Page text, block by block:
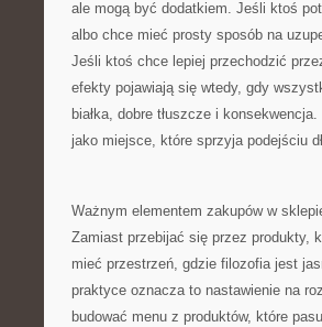
ale mogą być dodatkiem. Jeśli ktoś
albo chce mieć prosty sposób na
Jeśli ktoś chce lepiej przechodzić
efekty pojawiają się wtedy, gdy
białka, dobre tłuszcze i
jako miejsce, które sprzyja podejściu
Ważnym elementem zakupów w
Zamiast przebijać się przez produkty,
mieć przestrzeń, gdzie filozofia jest
praktyce oznacza to nastawienie na
budować menu z produktów, które